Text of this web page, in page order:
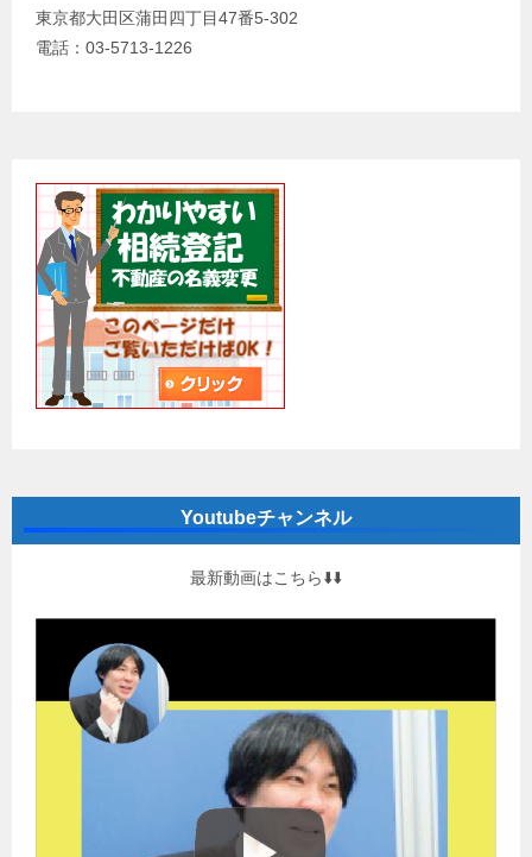
東京都大田区蒲田四丁目47番5-302
電話：03-5713-1226
Youtubeチャンネル
最新動画はこちら⬇️⬇️